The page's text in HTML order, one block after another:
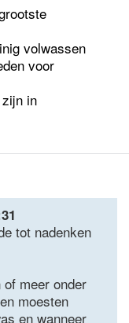
volwassen
voor
in
tot nadenken
of meer onder
moesten
en wanneer